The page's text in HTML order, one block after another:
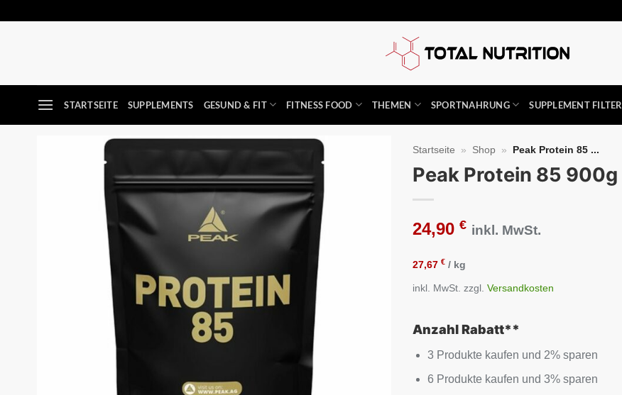
STARTSEITE SUPPLEMENTS GESUND & FIT FITNESS FOOD THEMEN SPORTNAHRUNG SUPPLEMENT FILTER
Startseite » Shop » Peak Protein 85 ...
Peak Protein 85 900g
24,90€ inkl. MwSt.
27,67€ / kg
inkl. MwSt. zzgl.Versandkosten
Anzahl Rabatt**
3 Produkte kaufen und 2% sparen
6 Produkte kaufen und 3% sparen